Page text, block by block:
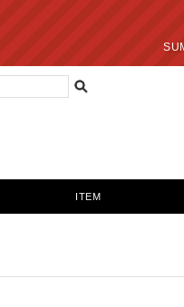
SALE 最終プ
ITEM